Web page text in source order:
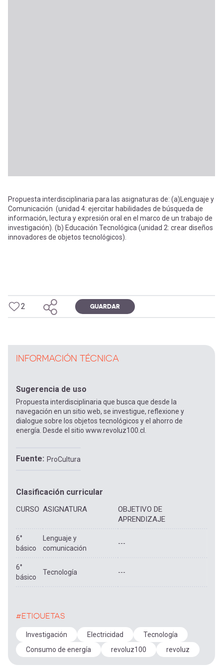
Propuesta interdisciplinaria para las asignaturas de: (a)Lenguaje y
Comunicación (unidad 4: ejercitar habilidades de búsqueda de
información, lectura y expresión oral en el marco de un trabajo de
investigación). (b) Educación Tecnológica (unidad 2: crear diseños
innovadores de objetos tecnológicos).
2 GUARDAR
INFORMACIÓN TÉCNICA
Sugerencia de uso
Propuesta interdisciplinaria que busca que desde la
navegación en un sitio web, se investigue, reflexione y
dialogue sobre los objetos tecnológicos y el ahorro de
energía. Desde el sitio www.revoluz100.cl.
Fuente ProCultura
Clasificación curricular
CURSO ASIGNATURA
OBJETIVO DE
APRENDIZAJE
6°
básico
Lenguaje y
comunicación
---
6°
básico
Tecnología ---
#ETIQUETAS
Investigación Electricidad
Tecnología
Consumo de energía
revoluz100 revoluz